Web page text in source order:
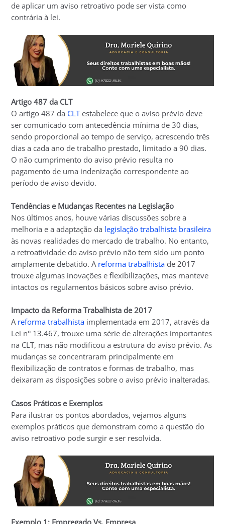
de aplicar um aviso retroativo pode ser vista como
contrária à lei.
Artigo 487 da CLT
O artigo 487 da CLTestabelece que o aviso prévio deve
ser comunicado com antecedência mínima de 30 dias,
sendo proporcional ao tempo de serviço, acrescendo três
dias a cada ano de trabalho prestado, limitado a 90 dias.
O não cumprimento do aviso prévio resulta no
pagamento de uma indenização correspondente ao
período de aviso devido.
Tendências e Mudanças Recentes na Legislação
Nos últimos anos, houve várias discussões sobre a
melhoria e a adaptação da legislação trabalhista brasileira
às novas realidades do mercado de trabalho. No entanto,
a retroatividade do aviso prévio não tem sido um ponto
amplamente debatido. A reforma trabalhista de 2017
trouxe algumas inovações e flexibilizações, mas manteve
intactos os regulamentos básicos sobre aviso prévio.
Impacto da Reforma Trabalhista de 2017
A reforma trabalhista implementada em 2017, através da
Lei n° 13.467, trouxe uma série de alterações importantes
na CLT, mas não modificou a estrutura do aviso prévio. As
mudanças se concentraram principalmente em
flexibilização de contratos e formas de trabalho, mas
deixaram as disposições sobre o aviso prévio inalteradas.
Casos Práticos e Exemplos
Para ilustrar os pontos abordados, vejamos alguns
exemplos práticos que demonstram como a questão do
aviso retroativo pode surgir e ser resolvida.
Exemplo 1: Empregado Vs. Empresa